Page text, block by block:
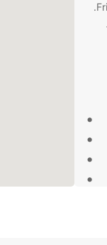
للحصول على سيارة تلبي احتياجاتك أثناء زيارتك لـ Friedberg.